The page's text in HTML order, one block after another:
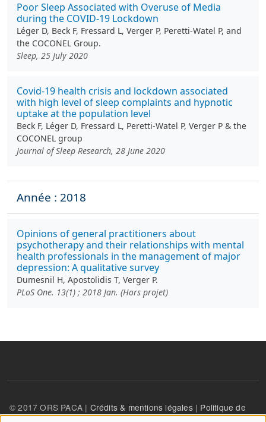
Poor Sleep Associated with Overuse of Media
during the COVID-19 Lockdown
Léger D, Beck F, Fressard L, Verger P, Peretti-Watel P, and
the COCONEL Group.
Sleep, 25 July 2020
Covid‐19 health crisis and lockdown associated
with high level of sleep complaints and hypnotic
uptake at the population level
Beck F, Léger D, Fressard L, Peretti-Watel P, Verger P & the
COCONEL group
Journal of Sleep Research, 28 June 2020
Année : 2018
Opinions of general practitioners about
psychotherapy and their relationships with mental
health professionals in the management of major
depression: A qualitative survey
Dumesnil H, Apostolidis T, Verger P.
PLoS One. 13(1) ; 2018 Jan. (Hors projet)
© 2017 ORS PACA | Crédits & mentions légales| Politique de
confidentialité